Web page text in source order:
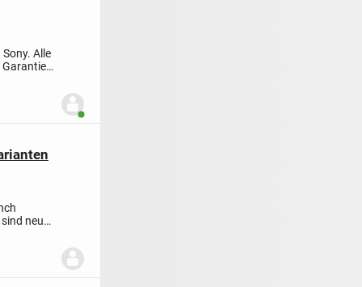
Alle
Garantie
Benutzer ist online
sind neu